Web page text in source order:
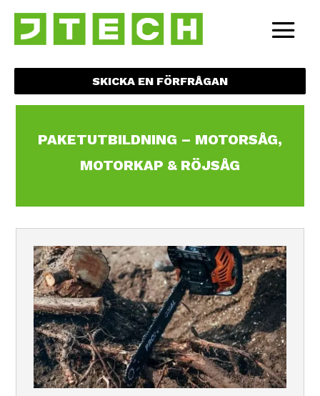
SKICKA EN FÖRFRÅGAN
PAKETUTBILDNING – MOTORSÅG,
MOTORKAP & RÖJSÅG